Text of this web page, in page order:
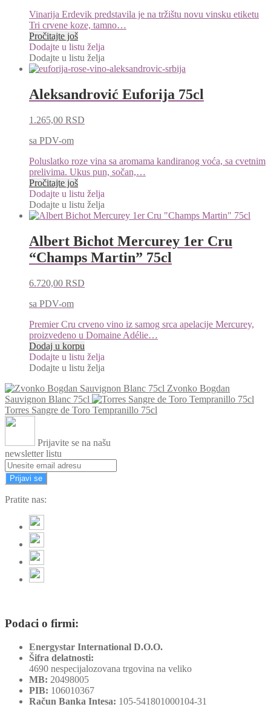
Vinarija Erdevik predstavila je na tržištu novu vinsku etiketu
Tri crvene koze, tamno…
Pročitajte još
Dodajte u listu želja
Dodajte u listu želja
Aleksandrović Euforija 75cl
1.265,00 RSD
sa PDV-om
Poluslatko roze vina sa aromama kandiranog voća, sa cvetnim
prelivima. Ukus pun, sočan,…
Pročitajte još
Dodajte u listu želja
Dodajte u listu želja
Albert Bichot Mercurey 1er Cru
“Champs Martin” 75cl
6.720,00 RSD
sa PDV-om
Premier Cru crveno vino iz samog srca apelacije Mercurey,
proizvedeno u Domaine Adélie…
Dodaj u korpu
Dodajte u listu želja
Dodajte u listu želja
Zvonko Bogdan
Sauvignon Blanc 75cl
Torres Sangre de Toro Tempranillo 75cl
Prijavite se na našu
newsletter listu
Prijavi se
Pratite nas:
Podaci o firmi:
Energystar International D.O.O.
Šifra delatnosti:
4690 nespecijalozovana trgovina na veliko
MB: 20498005
PIB: 106010367
Račun Banka Intesa: 105-541801000104-31